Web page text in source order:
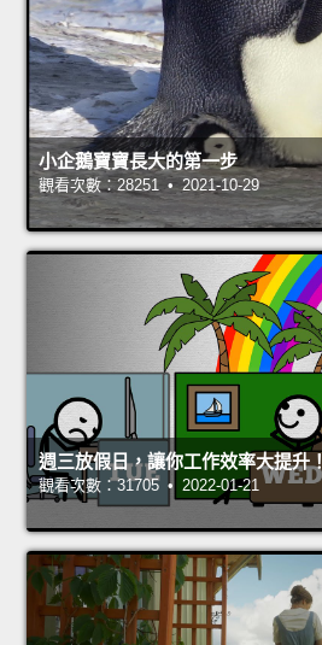
小企鵝寶寶長大的第一步
觀看次數：28251 • 2021-10-29
週三放假日，讓你工作效率大提升！
觀看次數：31705 • 2022-01-21